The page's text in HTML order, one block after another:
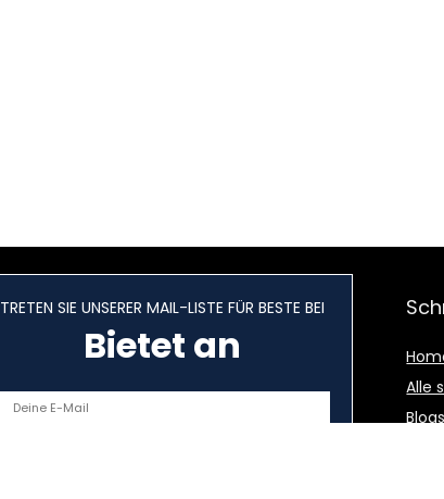
TRETEN SIE UNSERER MAIL-LISTE FÜR BESTE BEI
Bietet an
Alle
Blogs